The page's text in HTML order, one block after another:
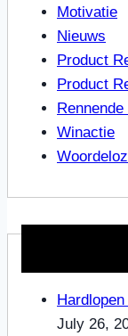
Motivatie
Nieuws
Product
Product
Winactie
July 26,